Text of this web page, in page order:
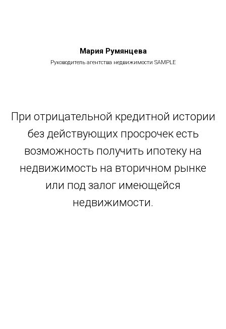
Мария Румянцева
Руководитель агентства недвижимости SAMPLE
При отрицательной кредитной истории
без действующих просрочек есть
возможность получить ипотеку на
недвижимость на вторичном рынке
или под залог имеющейся
недвижимости.